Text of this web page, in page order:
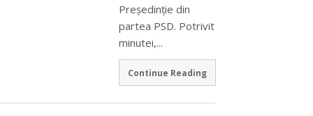
Preşedinţie din
partea PSD. Potrivit
minutei,...
Continue Reading